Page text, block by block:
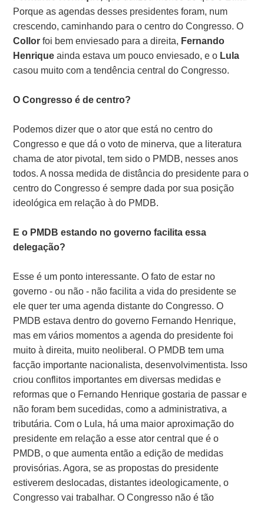
Porque as agendas desses presidentes foram, num
crescendo, caminhando para o centro do Congresso. O
Collorfoi bem enviesado para a direita, Fernando
Henriqueainda estava um pouco enviesado, e o Lula
casou muito com a tendência central do Congresso.
O Congresso é de centro?
Podemos dizer que o ator que está no centro do
Congresso e que dá o voto de minerva, que a literatura
chama de ator pivotal, tem sido o PMDB, nesses anos
todos. A nossa medida de distância do presidente para o
centro do Congresso é sempre dada por sua posição
ideológica em relação à do PMDB.
E o PMDB estando no governo facilita essa
delegação?
Esse é um ponto interessante. O fato de estar no
governo - ou não - não facilita a vida do presidente se
ele quer ter uma agenda distante do Congresso. O
PMDB estava dentro do governo Fernando Henrique,
mas em vários momentos a agenda do presidente foi
muito à direita, muito neoliberal. O PMDB tem uma
facção importante nacionalista, desenvolvimentista. Isso
criou conflitos importantes em diversas medidas e
reformas que o Fernando Henrique gostaria de passar e
não foram bem sucedidas, como a administrativa, a
tributária. Com o Lula, há uma maior aproximação do
presidente em relação a esse ator central que é o
PMDB, o que aumenta então a edição de medidas
provisórias. Agora, se as propostas do presidente
estiverem deslocadas, distantes ideologicamente, o
Congresso vai trabalhar. O Congresso não é tão